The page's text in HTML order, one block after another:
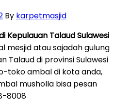
By karpetmasjid
Kepulauan Talaud Sulawesi
mesjid atau sajadah gulung
Talaud di provinsi Sulawesi
toko ambal di kota anda,
musholla bisa pesan
8008